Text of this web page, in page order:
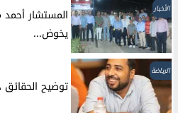
الأخبار
المستشار
يخوض...
الرياضة
توضيح